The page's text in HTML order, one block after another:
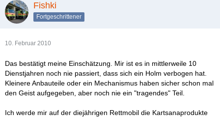
Fishki
Fortgeschrittener
10. Februar 2010
Das bestätigt meine Einschätzung. Mir ist es in mittlerweile 10
Dienstjahren noch nie passiert, dass sich ein Holm verbogen hat.
Kleinere Anbauteile oder ein Mechanismus haben sicher schon mal
den Geist aufgegeben, aber noch nie ein "tragendes" Teil.
Ich werde mir auf der diejährigen Rettmobil die Kartsanaprodukte